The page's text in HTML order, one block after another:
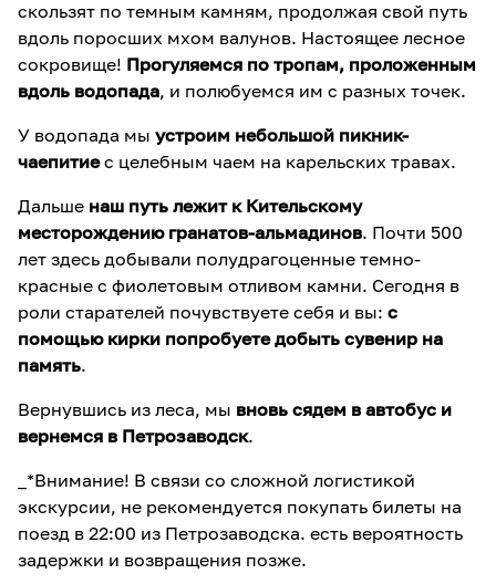
скользят по темным камням, продолжая свой путь
вдоль поросших мхом валунов. Настоящее лесное
сокровище! Прогуляемся по тропам, проложенным
вдоль водопада, и полюбуемся им с разных точек.
У водопада мы устроим небольшой пикник-
чаепитиес целебным чаем на карельских травах.
Дальше наш путь лежит к Кительскому
месторождению гранатов-альмадинов. Почти 500
лет здесь добывали полудрагоценные темно-
красные с фиолетовым отливом камни. Сегодня в
роли старателей почувствуете себя и вы: с
помощью кирки попробуете добыть сувенир на
память.
Вернувшись из леса, мы вновь сядем в автобус и
вернемся в Петрозаводск.
_*Внимание! В связи со сложной логистикой
экскурсии, не рекомендуется покупать билеты на
поезд в 22:00 из Петрозаводска. есть вероятность
задержки и возвращения позже.